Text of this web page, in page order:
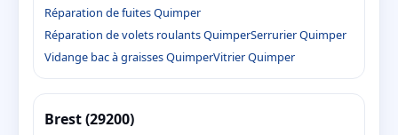
Réparation de fuites Quimper
Réparation de volets roulants QuimperSerrurier Quimper
Vidange bac à graisses QuimperVitrier Quimper
Brest (29200)